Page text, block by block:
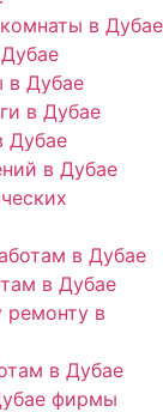
в Дубае
в Дубае
в Дубае
Дубае
в Дубае
в Дубае
в Дубае
ремонту в
в Дубае
фирмы